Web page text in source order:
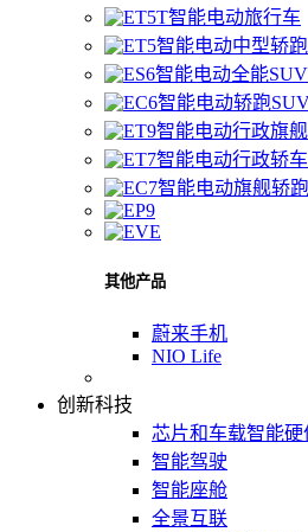
智能电动旅行车
智能电动中型轿跑
智能电动全能SUV
智能电动轿跑
智能电动行政旗舰
智能电动行政轿车
智能电动旗舰轿
其他产品
蔚来手机
NIO Life
创新科技
芯片和车载智能硬
智能驾驶
智能座舱
全景互联